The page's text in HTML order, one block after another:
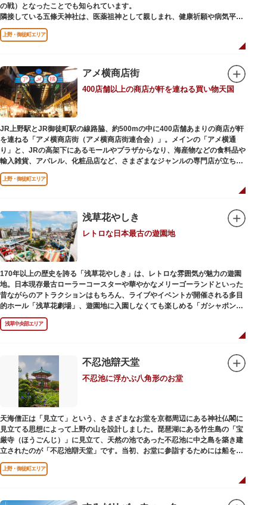
の戦）となったことでも知られています。
隣接している五條天神社は、医薬祖神として親しまれ、健康祈願や病気平癒
祈願の参拝者が多く、相殿には菅原道真公も祀られています。
境内がつながっており、まるでひとつの神社かのように並んで鎮座していま
すが、それぞれ別々の由緒の独立した神社です。どちらの御朱印も五條天神
参拝は6:00～17:00（御朱印の授与は9:00～17:00）
上野・御徒町エリア
アメ横商店街
400店舗以上の商店が軒を連ねる買い物天国
JR上野駅とJR御徒町駅の線路脇、約500mの中に400店舗あまりの商店が軒
を連ねる「アメ横商店街（アメ横商店街連合会）」。メインの「アメ横通
り」と、JRの高架下にあるモールやプラザからなり、海産物などの食料品や
輸入雑貨、アパレル、化粧品店など、さまざまなジャンルの専門店が立ち並
んでいます。活気ある呼び込みが飛び交うなかで、店員さんとの会話も楽し
みながら目玉商品や特価品を探せるのが魅力のひとつ。年末の叩き売りは風
アメ横のはじまりは、物資が底をついた第二次世界大戦後にできた闇市。多
くの闇市が的屋の仕切りであったのに対して、アメ横は満州からの復員兵が
共同体となり連合会を結成。出店を統制し、商店街が形成されました。
当時、JR上野駅のすぐ南に発生した闇市は、飴を販売する屋台があったこと
から「アメヤ横丁（飴屋通り）」と呼ばれるように。反対側のJR御徒町付近
には、アメリカ進駐軍の放出物資を販売する店ができたので「アメリカ横丁
（アメリカ通り）」と呼ばれるようになりました。この2つのエリアが統合
され、今の「アメ横」になったと言われています。
上野・御徒町エリア
浅草花やしき
レトロな日本最古の遊園地
170年以上の歴史を誇る「浅草花やしき」は、レトロな雰囲気が魅力の遊園
地。日本現存最古ローラーコースターや華やかなメリーゴーランドといった
昔ながらのアトラクションはもちろん、ライブやイベントが開催される多目
的ホール「浅草花劇場」、遊園地に入園しなくても楽しめる「ガシャポンの
デパート浅草花やしき店」も併設され、さまざまな娯楽を楽しめる浅草の
「遊びの場」として親しまれています。
と菊細工を主とした花園（かえん）として誕生しました。明治時代に入ると
遊戯施設が置かれ、珍鳥や猛獣、見世物の展示などでも評判に。全国有数の
動物園としても知られるようになりました。戦後は遊園地として再開し、温
かさと懐かしさを併せ持つレトロなアトラクションや雰囲気で人気のスポッ
トとなっています。幼児（0歳～4歳）は入園とのりもの料が無料で、年齢や
身長制限の無いアトラクションもあり、子どもの遊園地デビューにもぴった
りです。
浅草中央部エリア
不忍池辯天堂
不忍池に浮かぶ八角形のお堂
天海僧正は「見立て」という、さまざまなお堂を京都周辺にある神社仏閣に
見立てる思想によって上野の山を設計しました。琵琶湖にある竹生島の「宝
厳寺（ほうごんじ）」に見立て、天然の池であった不忍池に中之島を築き建
立されたのが「不忍池辯天堂」です。当初、お堂に参詣するためには船を使
用していましたが、参詣者が増えたことから橋がかけられました。不忍池の
どこからでも参拝できるように、八角形の建物になったと言われ、7月から8
上野・御徒町エリア